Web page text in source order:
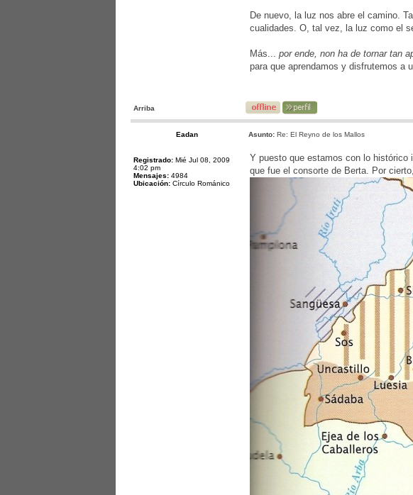
De nuevo, la luz nos abre el camino.
cualidades. O, tal vez, la luz como el
Más... por ende, non ha de tornar tan
para que aprendamos y disfrutemos a
Arriba
Eadan Asunto: Re: El Reyno de los Mallos
Registrado: Mié Jul 08, 2009
4:02 pm
Mensajes: 4984
Ubicación: Círculo Románico
Y puesto que estamos con lo histórico
que fue el consorte de Berta. Por